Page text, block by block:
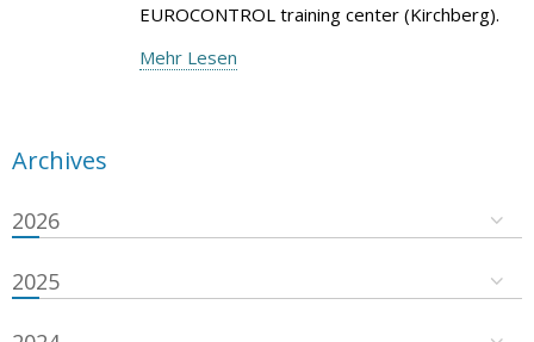
EUROCONTROL training center (Kirchberg).
Mehr Lesen
Archives
2026
2025